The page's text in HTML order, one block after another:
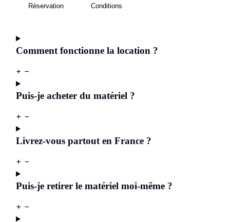
Réservation Conditions
Comment fonctionne la location ?
+ −
Puis-je acheter du matériel ?
+ −
Livrez-vous partout en France ?
+ −
Puis-je retirer le matériel moi-même ?
+ −